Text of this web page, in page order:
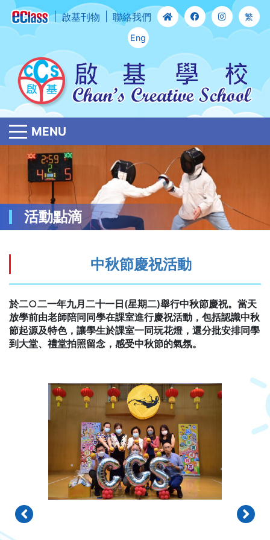
啟基刊物 聯絡我們 繁
Eng
MENU
活動點滴
中秋節慶祝活動
於二○二一年九月二十一日(星期二)舉行中秋節慶祝。當天
放學前由老師陪同同學在課室進行慶祝活動，包括認識中秋
節起源及特色，讓學生於課室一同玩花燈，還分批安排同學
到大堂、禮堂拍照留念，感受中秋節的氣氛。